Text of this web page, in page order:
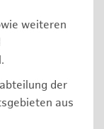
weiteren
der
aus